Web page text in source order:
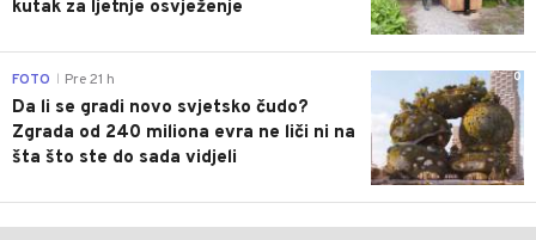
kutak za ljetnje osvježenje
0
FOTO Pre 21 h
Da li se gradi novo svjetsko čudo?
Zgrada od 240 miliona evra ne liči ni na
šta što ste do sada vidjeli